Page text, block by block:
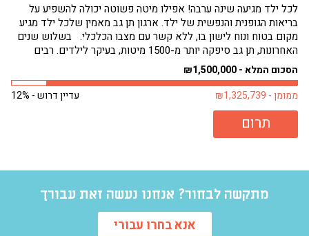
לכל ילד מגיעה שינה ערבה! אפילו מיטה פשוטה יכולה להשפיע על
בריאות הגופנית והנפשית של ילד. ארגון תן גב מאמין שלכל ילד מגיע
מקום בטוח ונוח לישון בו, ללא קשר עם מצבו הכלכלי. בשלוש שנים
האחרונות, תן גב סיפקה יותר מ-1500 מיטות, בעיקר לילדים. רבים
מילדים אלה היו ישנים על...
הסכום המלא - ₪1,500,000
עדיין דרוש - 12%
ממומן - ₪1,325,739
תרום
מתקשה לבחור? אנחנו נעשה זאת עבורך
אנא בחרו עבורי